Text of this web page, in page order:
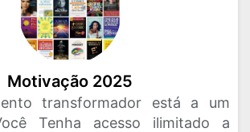
Motivação 2025
transformador está a um
Tenha acesso ilimitado a